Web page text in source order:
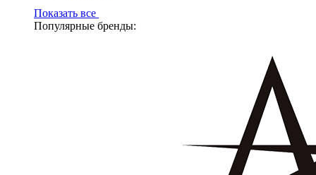
Показать все
Популярные бренды: